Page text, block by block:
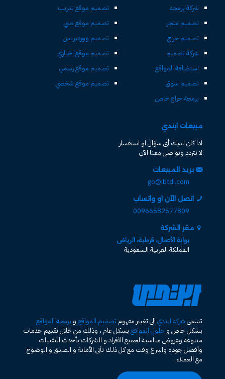
شركة برمجة
تصميم متجر
تصميم حراج
شركة تصميم
استضافة المواقع
تصميم سوق
برمجة حراج خاص
تصميم موقع تدريب
تصميم موقع طبي
تصميم ووردبريس
تصميم موقع اخباري
تصميم موقع رسمي
تصميم موقع شخصي
مبيعات ابتدي
اذا كان لديك أى سؤال او استفسار
لا تتردد وتواصل معنا الآن
بريد المبيعات
go@ibtdi.com
اتصل الآن او واتساب
00966582577809
مقر الشركة
بوابة الأعمال، قرطبة، الرياض
المملكة العربية السعودية
تسعى شركة ابتدي الى تغيير مفهوم تصميم المواقع و برمجة المواقع
بشكل خاص و حلول المواقع بشكل عام ، وذلك من خلال تقديم خدمات
متنوعة وعروض مناسبة لجميع الأفراد و الشركات بأحدث التقنيات
وأفضل جودة واسرع وقت مع كل ذلك تأتى الأمانة و الصدق و الوضوح
مع العملاء .